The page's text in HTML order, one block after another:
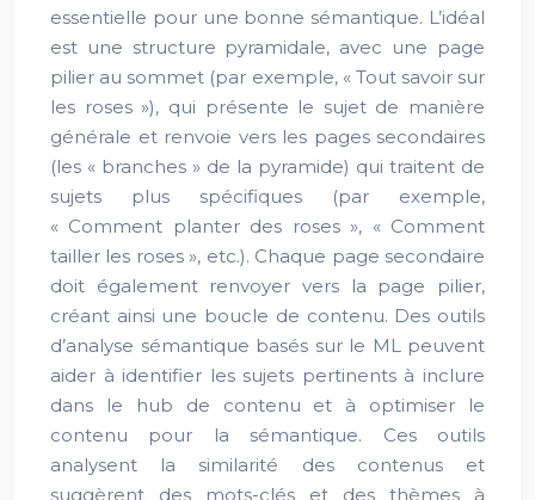
essentielle pour une bonne sémantique. L’idéal
est une structure pyramidale, avec une page
pilier au sommet (par exemple, « Tout savoir sur
les roses »), qui présente le sujet de manière
générale et renvoie vers les pages secondaires
(les « branches » de la pyramide) qui traitent de
sujets plus spécifiques (par exemple,
« Comment planter des roses », « Comment
tailler les roses », etc.). Chaque page secondaire
doit également renvoyer vers la page pilier,
créant ainsi une boucle de contenu. Des outils
d’analyse sémantique basés sur le ML peuvent
aider à identifier les sujets pertinents à inclure
dans le hub de contenu et à optimiser le
contenu pour la sémantique. Ces outils
analysent la similarité des contenus et
suggèrent des mots-clés et des thèmes à